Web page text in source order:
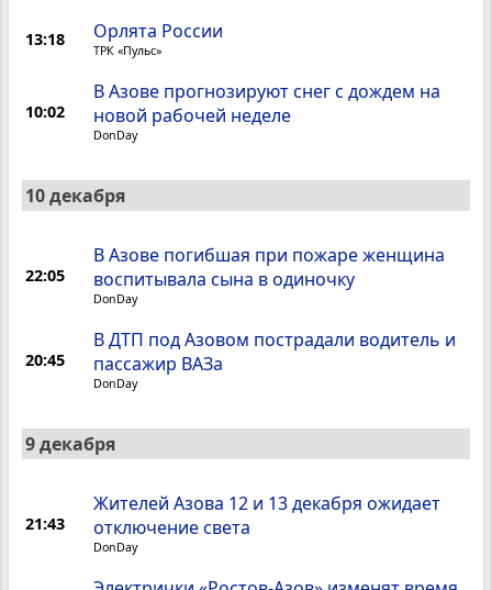
13:18 Орлята России
ТРК «Пульс»
10:02
В Азове прогнозируют снег с дождем на
новой рабочей неделе
DonDay
10 декабря
22:05
В Азове погибшая при пожаре женщина
воспитывала сына в одиночку
DonDay
20:45
В ДТП под Азовом пострадали водитель и
пассажир ВАЗа
DonDay
9 декабря
21:43
Жителей Азова 12 и 13 декабря ожидает
отключение света
DonDay